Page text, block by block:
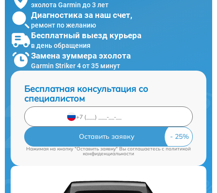
эхолота Garmin до 3 лет
Диагностика за наш счет,
ремонт по желанию
Бесплатный выезд курьера
в день обращения
Замена зуммера эхолота
Garmin Striker 4 от 35 минут
Бесплатная консультация со
специалистом
Оставить заявку
Нажимая на кнопку "Оставить заявку" Вы соглашаетесь cполитикой
конфиденциальности